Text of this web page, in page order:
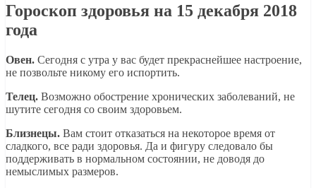
Гороскоп здоровья на 15 декабря 2018
года
Овен. Сегодня с утра у вас будет прекраснейшее настроение,
не позвольте никому его испортить.
Телец. Возможно обострение хронических заболеваний, не
шутите сегодня со своим здоровьем.
Близнецы. Вам стоит отказаться на некоторое время от
сладкого, все ради здоровья. Да и фигуру следовало бы
поддерживать в нормальном состоянии, не доводя до
немыслимых размеров.